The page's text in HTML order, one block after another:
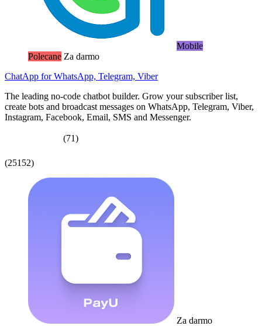
Mobile
Polecane Za darmo
ChatApp for WhatsApp, Telegram, Viber
The leading no-code chatbot builder. Grow your subscriber list,
create bots and broadcast messages on WhatsApp, Telegram, Viber,
Instagram, Facebook, Email, SMS and Messenger.
(71)
(25152)
Za darmo